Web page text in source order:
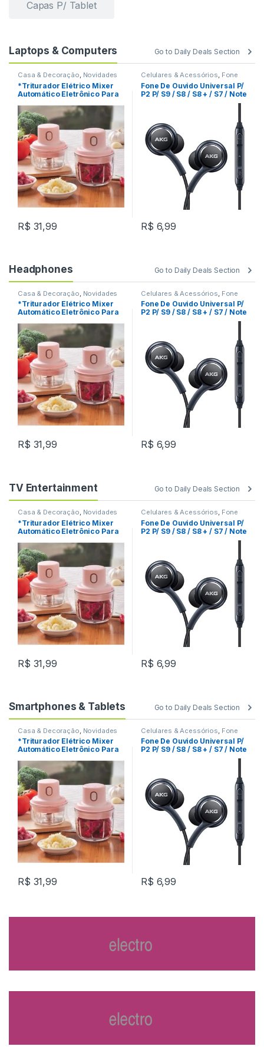
Capas P/ Tablet
Laptops & Computers Go to Daily Deals Section
Casa & Decoração, Novidades
*Triturador Elétrico Mixer
Automático Eletrônico Para
R$ 31,99
Celulares & Acessórios, Fone
De Ouvido, Novidades
Fone De Ouvido Universal P/
P2 P/ S9 / S8 / S8 + / S7 / Note
R$ 6,99
Headphones Go to Daily Deals Section
Casa & Decoração Novidades
*Triturador Elétrico Mixer
Automático Eletrônico Para
R$ 31,99
Celulares & Acessórios Fone
De Ouvido, Novidades
Fone De Ouvido Universal P/
P2 P/ S9 / S8 / S8 + / S7 / Note
R$ 6,99
TV Entertainment Go to Daily Deals Section
Casa & Decoração, Novidades
*Triturador Elétrico Mixer
Automático Eletrônico Para
R$ 31,99
Celulares & Acessórios, Fone
De Ouvido, Novidades
Fone De Ouvido Universal P/
P2 P/ S9 / S8 / S8 + / S7 / Note
R$ 6,99
Smartphones & Tablets Go to Daily Deals Section
Casa & Decoração Novidades
*Triturador Elétrico Mixer
Automático Eletrônico Para
R$ 31,99
Celulares & Acessórios Fone
De Ouvido, Novidades
Fone De Ouvido Universal P/
P2 P/ S9 / S8 / S8 + / S7 / Note
R$ 6,99